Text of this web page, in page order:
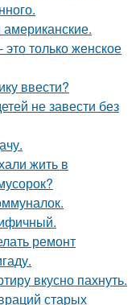
это только женское
ввести?
не завести без
жить в
ремонт
вкусно пахнуть.
старых